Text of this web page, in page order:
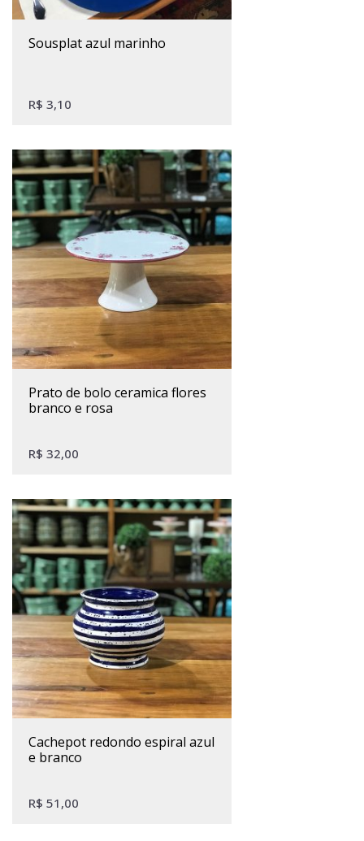
sousplat azul marinho
R$ 3,10
prato de bolo ceramica flores
branco e rosa
R$ 32,00
cachepot redondo espiral azul
e branco
R$ 51,00